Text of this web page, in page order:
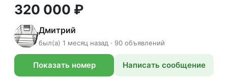
320 000 ₽
Дмитрий
был(а) 1 месяц назад · 90 объявлений
Показать номер Написать сообщение